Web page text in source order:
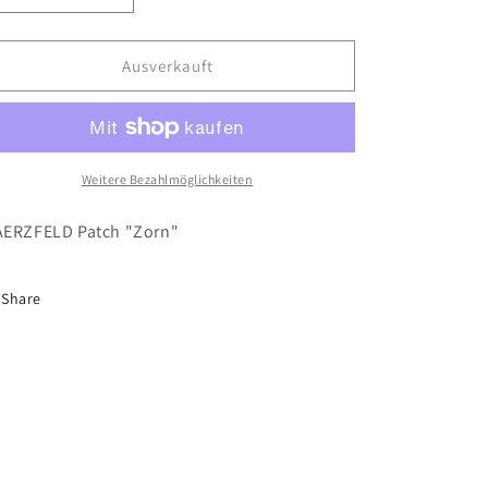
die
Menge
Patch
&quot;Zorn&quot;
die
Menge
für
Patch
&quot;Zorn&quot;
Ausverkauft
Weitere Bezahlmöglichkeiten
Patch "Zorn"
Share